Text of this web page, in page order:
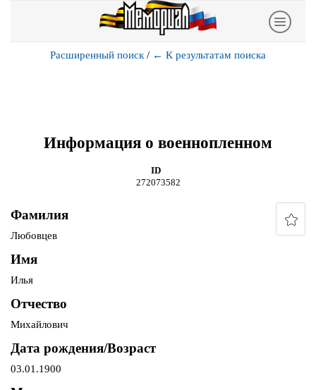
Расширенный поиск / ← К результатам поиска
Информация о военнопленном
ID
272073582
Фамилия
Любовцев
Имя
Илья
Отчество
Михайлович
Дата рождения/Возраст
03.01.1900